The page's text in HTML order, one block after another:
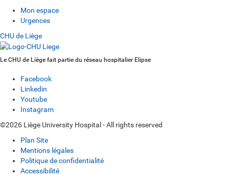
Mon espace
Urgences
CHU de Liège
Le CHU de Liège fait partie du réseau hospitalier Elipse
Facebook
Linkedin
Youtube
Instagram
©2026 Liège University Hospital - All rights reserved
Plan Site
Mentions légales
Politique de confidentialité
Accessibilité